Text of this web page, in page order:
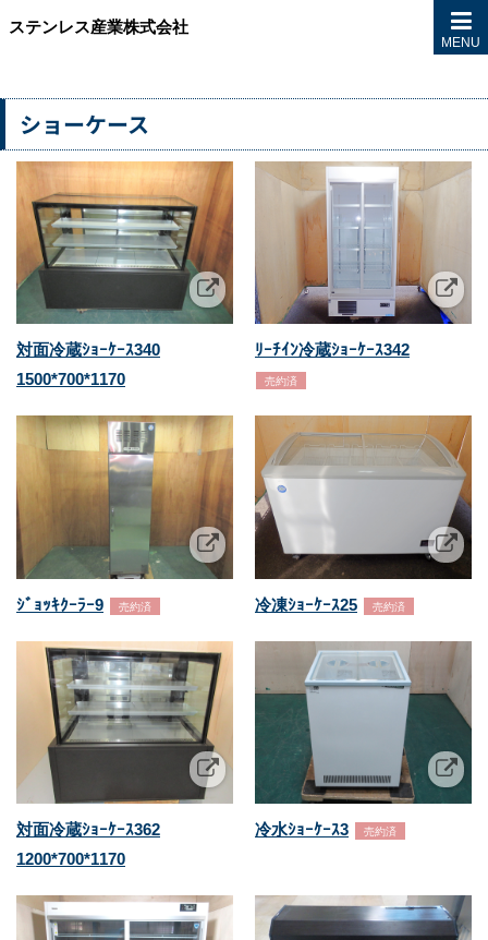
ステンレス産業株式会社
MENU
ショーケース
対面冷蔵ｼｮｰｹｰｽ340
1500*700*1170
ﾘｰﾁｲﾝ冷蔵ｼｮｰｹｰｽ342
売約済
ｼﾞｮｯｷｸｰﾗｰ9 売約済 冷凍ｼｮｰｹｰｽ25 売約済
対面冷蔵ｼｮｰｹｰｽ362
1200*700*1170
冷水ｼｮｰｹｰｽ3 売約済